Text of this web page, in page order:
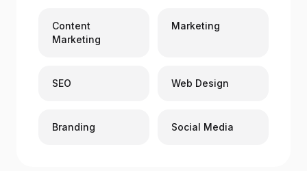
Content
Marketing
Marketing
SEO Web Design
Branding Social Media